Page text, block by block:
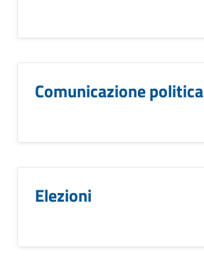
Comunicazione politica
Elezioni